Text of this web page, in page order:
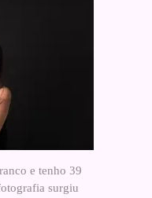
e tenho 39
surgiu